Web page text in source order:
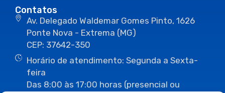
Contatos
Av. Delegado Waldemar Gomes Pinto, 1626
Ponte Nova - Extrema (MG)
CEP: 37642-350
Horário de atendimento: Segunda a Sexta-
feira
Das 8:00 às 17:00 horas (presencial ou